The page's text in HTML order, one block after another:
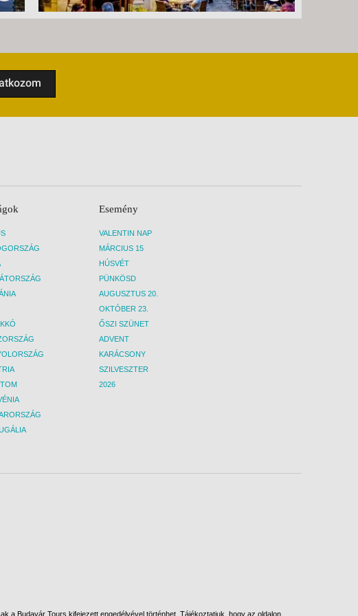
Esemény
VALENTIN NAP
MÁRCIUS 15
HÚSVÉT
PÜNKÖSD
AUGUSZTUS 20.
OKTÓBER 23.
ŐSZI SZÜNET
ADVENT
KARÁCSONY
SZILVESZTER
2026
a Budavár Tours kifejezett engedélyével történhet. Tájékoztatjuk, hogy az oldalon